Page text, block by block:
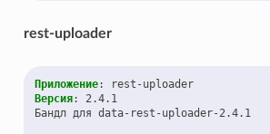
rest-uploader
Приложение:
rest-uploader
Версия:
2.4.1
Бандл для data-rest-uploader-2.4.1